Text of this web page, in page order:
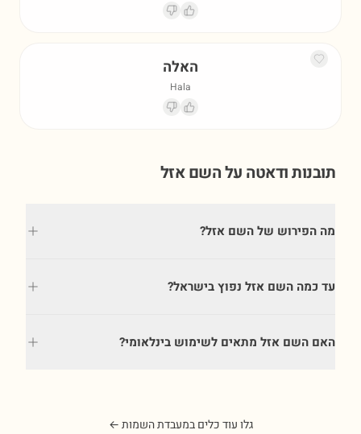
האלה
Hala
תובנות ודאטה על השםאזל
מה הפירוש של השם אזל?
עד כמה השם אזל נפוץ בישראל?
האם השם אזל מתאים לשימוש בינלאומי?
גלו עוד כלים במעבדת השמות ←